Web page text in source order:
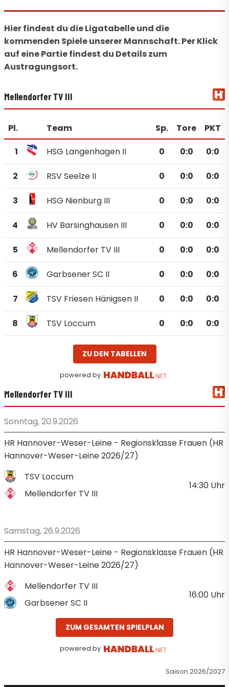
Hier findest du die Ligatabelle und die
kommenden Spiele unserer Mannschaft. Per Klick
auf eine Partie findest du Details zum
Austragungsort.
Mellendorfer TV III
Pl. Team Sp. Tore
PKT
1
HSG Langenhagen II 0 0:0 0:0
2 RSV Seelze II 0 0:0 0:0
3 HSG Nienburg III 0 0:0 0:0
4 HV Barsinghausen III 0 0:0 0:0
5 Mellendorfer TV III 0 0:0 0:0
6 Garbsener SC II 0 0:0 0:0
7 TSV Friesen Hänigsen II 0 0:0 0:0
8 TSV Loccum 0 0:0 0:0
ZU DEN TABELLEN
powered by
Mellendorfer TV III
Sonntag, 20.9.2026
HR Hannover-Weser-Leine - Regionsklasse Frauen (HR
Hannover-Weser-Leine 2026/27)
TSV Loccum
Mellendorfer TV III
14:30 Uhr
Samstag, 26.9.2026
HR Hannover-Weser-Leine - Regionsklasse Frauen (HR
Hannover-Weser-Leine 2026/27)
Mellendorfer TV III
Garbsener SC II
16:00 Uhr
ZUM GESAMTEN SPIELPLAN
powered by
Saison 2026/2027